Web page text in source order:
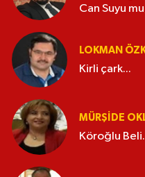
Can Suyu
LOKMAN
Kirli çark...
MÜRŞIDE
Köroğlu